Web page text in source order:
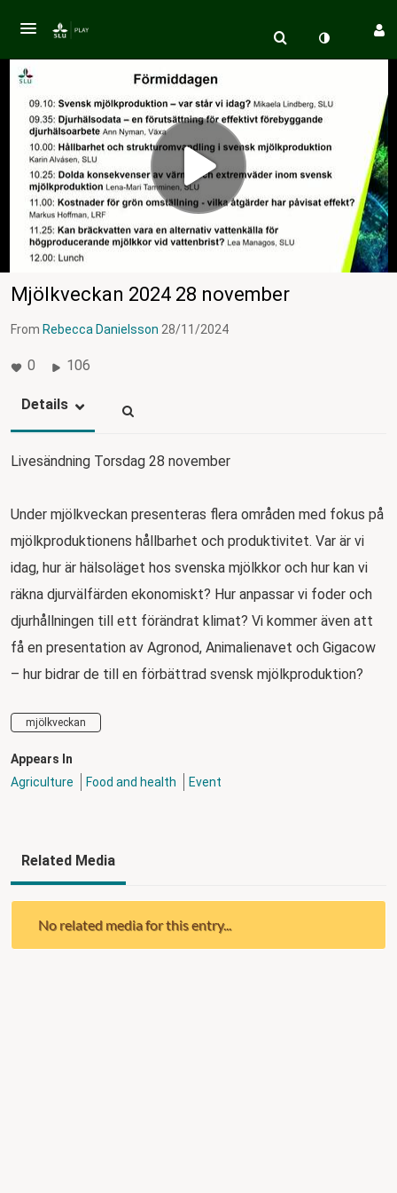
Mjölkveckan 2024 28 november
From Rebecca Danielsson 28/11/2024
0 106
Details
Livesändning Torsdag 28 november
Under mjölkveckan presenteras flera områden med fokus på
mjölkproduktionens hållbarhet och produktivitet. Var är vi
idag, hur är hälsoläget hos svenska mjölkkor och hur kan vi
räkna djurvälfärden ekonomiskt? Hur anpassar vi foder och
djurhållningen till ett förändrat klimat? Vi kommer även att
få en presentation av Agronod, Animalienavet och Gigacow
– hur bidrar de till en förbättrad svensk mjölkproduktion?
mjölkveckan
Appears In
Agriculture
Food and health Event
Related Media
No related media for this entry...